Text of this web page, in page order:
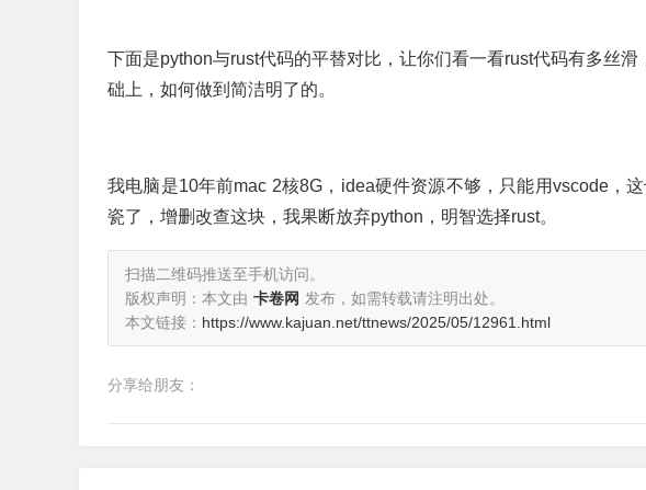
下面是python与rust代码的平替对比，让你们看一看rust代码有多丝
础上，如何做到简洁明了的。
我电脑是10年前mac 2核8G，idea硬件资源不够，只能用vscode，
瓷了，增删改查这块，我果断放弃python，明智选择rust。
扫描二维码推送至手机访问。
版权声明：本文由 卡卷网 发布，如需转载请注明出处。
本文链接： https://www.kajuan.net/ttnews/2025/05/12961.html
分享给朋友：